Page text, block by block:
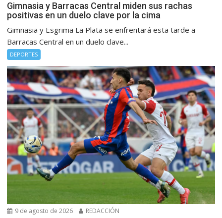
Gimnasia y Barracas Central miden sus rachas
positivas en un duelo clave por la cima
Gimnasia y Esgrima La Plata se enfrentará esta tarde a
Barracas Central en un duelo clave...
DEPORTES
9 de agosto de 2026 REDACCIÓN